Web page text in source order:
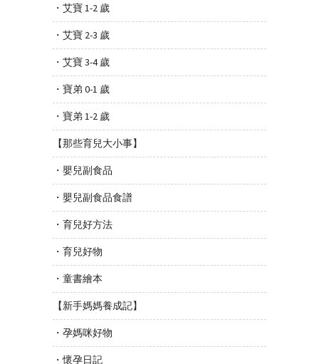
・艾寶 1-2 歲
・艾寶 2-3 歲
・艾寶 3-4 歲
・寶弟 0-1 歲
・寶弟 1-2 歲
【那些育兒大小事】
・嬰兒副食品
・嬰兒副食品食譜
・育兒好方法
・育兒好物
・童書繪本
【新手媽媽養成記】
・孕媽咪好物
・懷孕日記